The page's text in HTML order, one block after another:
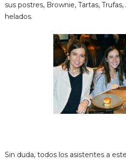
sus postres, Brownie, Tartas,
helados.
Sin duda, todos los asistentes a